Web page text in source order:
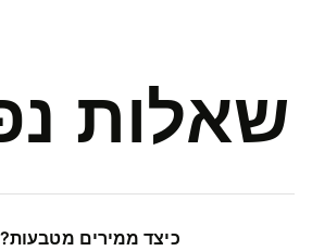
שאלות
כיצד ממירים מטבעות?